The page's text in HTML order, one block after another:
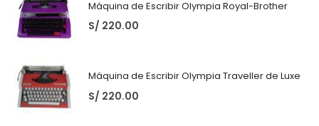
Máquina de Escribir Olympia Royal-Brother
S/ 220.00
Máquina de Escribir Olympia Traveller de Luxe
S/ 220.00